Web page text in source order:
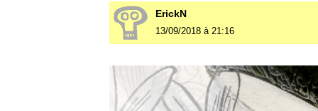
ErickN
13/09/2018 à 21:16